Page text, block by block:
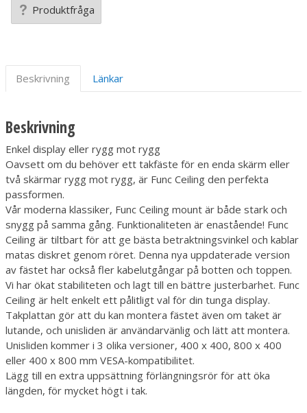
Produktfråga
Beskrivning Länkar
Beskrivning
Enkel display eller rygg mot rygg
Oavsett om du behöver ett takfäste för en enda skärm eller
två skärmar rygg mot rygg, är Func Ceiling den perfekta
passformen.
Vår moderna klassiker, Func Ceiling mount är både stark och
snygg på samma gång. Funktionaliteten är enastående! Func
Ceiling är tiltbart för att ge bästa betraktningsvinkel och kablar
matas diskret genom röret. Denna nya uppdaterade version
av fästet har också fler kabelutgångar på botten och toppen.
Vi har ökat stabiliteten och lagt till en bättre justerbarhet. Func
Ceiling är helt enkelt ett pålitligt val för din tunga display.
Takplattan gör att du kan montera fästet även om taket är
lutande, och unisliden är användarvänlig och lätt att montera.
Unisliden kommer i 3 olika versioner, 400 x 400, 800 x 400
eller 400 x 800 mm VESA-kompatibilitet.
Lägg till en extra uppsättning förlängningsrör för att öka
längden, för mycket högt i tak.